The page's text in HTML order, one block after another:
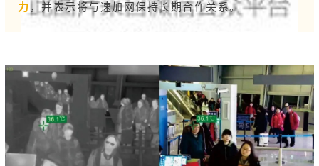
力 ，并表示将与速加网保持长期合作关系。